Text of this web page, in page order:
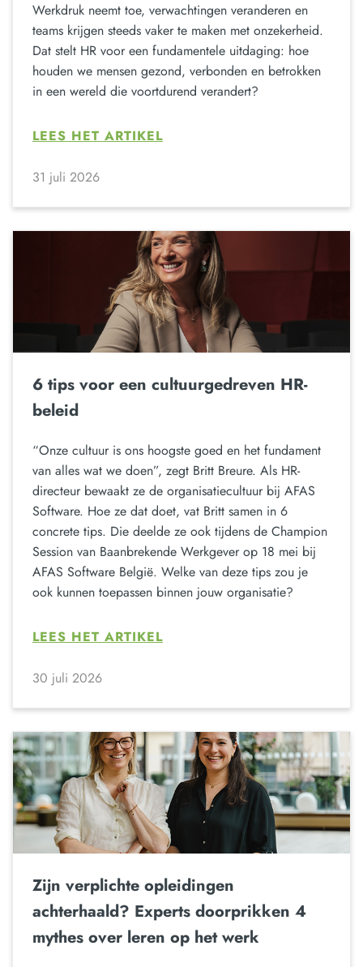
Werkdruk neemt toe, verwachtingen veranderen en
teams krijgen steeds vaker te maken met onzekerheid.
Dat stelt HR voor een fundamentele uitdaging: hoe
houden we mensen gezond, verbonden en betrokken
in een wereld die voortdurend verandert?
LEES HET ARTIKEL
31 juli 2026
6 tips voor een cultuurgedreven HR-
beleid
“Onze cultuur is ons hoogste goed en het fundament
van alles wat we doen”, zegt Britt Breure. Als HR-
directeur bewaakt ze de organisatiecultuur bij AFAS
Software. Hoe ze dat doet, vat Britt samen in 6
concrete tips. Die deelde ze ook tijdens de Champion
Session van Baanbrekende Werkgever op 18 mei bij
AFAS Software België. Welke van deze tips zou je
ook kunnen toepassen binnen jouw organisatie?
LEES HET ARTIKEL
30 juli 2026
Zijn verplichte opleidingen
achterhaald? Experts doorprikken 4
mythes over leren op het werk